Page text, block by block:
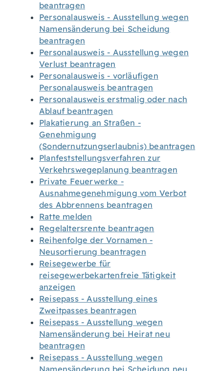
beantragen
Personalausweis - Ausstellung wegen
Namensänderung bei Scheidung
beantragen
Personalausweis - Ausstellung wegen
Verlust beantragen
Personalausweis - vorläufigen
Personalausweis beantragen
Personalausweis erstmalig oder nach
Ablauf beantragen
Plakatierung an Straßen -
Genehmigung
(Sondernutzungserlaubnis) beantragen
Planfeststellungsverfahren zur
Verkehrswegeplanung beantragen
Private Feuerwerke -
Ausnahmegenehmigung vom Verbot
des Abbrennens beantragen
Ratte melden
Regelaltersrente beantragen
Reihenfolge der Vornamen -
Neusortierung beantragen
Reisegewerbe für
reisegewerbekartenfreie Tätigkeit
anzeigen
Reisepass - Ausstellung eines
Zweitpasses beantragen
Reisepass - Ausstellung wegen
Namensänderung bei Heirat neu
beantragen
Reisepass - Ausstellung wegen